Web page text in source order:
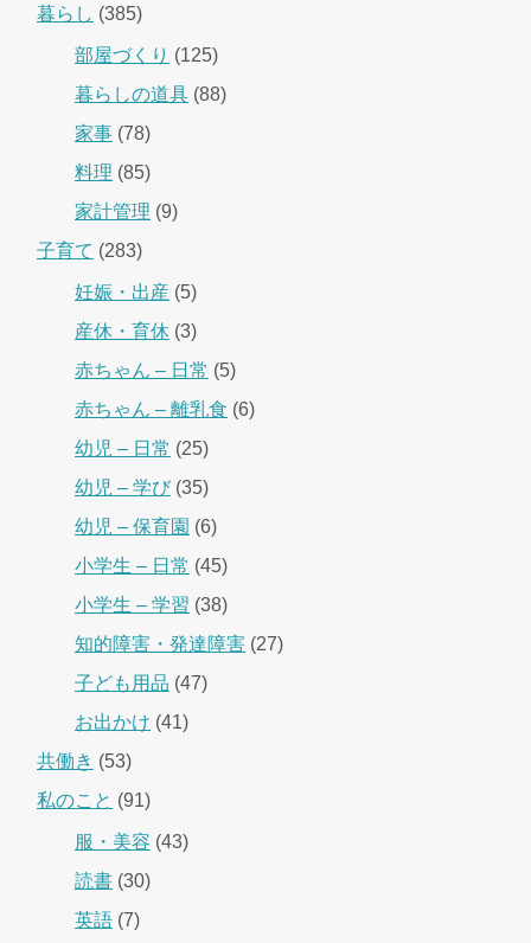
暮らし (385)
部屋づくり (125)
暮らしの道具 (88)
家事 (78)
料理 (85)
家計管理 (9)
子育て (283)
妊娠・出産 (5)
産休・育休 (3)
赤ちゃん – 日常 (5)
赤ちゃん – 離乳食 (6)
幼児 – 日常 (25)
幼児 – 学び(35)
幼児 – 保育園 (6)
小学生 – 日常 (45)
小学生 – 学習 (38)
知的障害・発達障害 (27)
子ども用品 (47)
お出かけ (41)
共働き (53)
私のこと (91)
服・美容 (43)
読書 (30)
英語 (7)